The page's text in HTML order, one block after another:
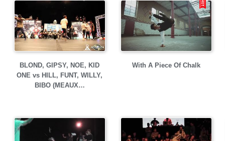
BLOND, GIPSY, NOE, KID
ONE vs HILL, FUNT, WILLY,
BIBO (MEAUX…
With A Piece Of Chalk